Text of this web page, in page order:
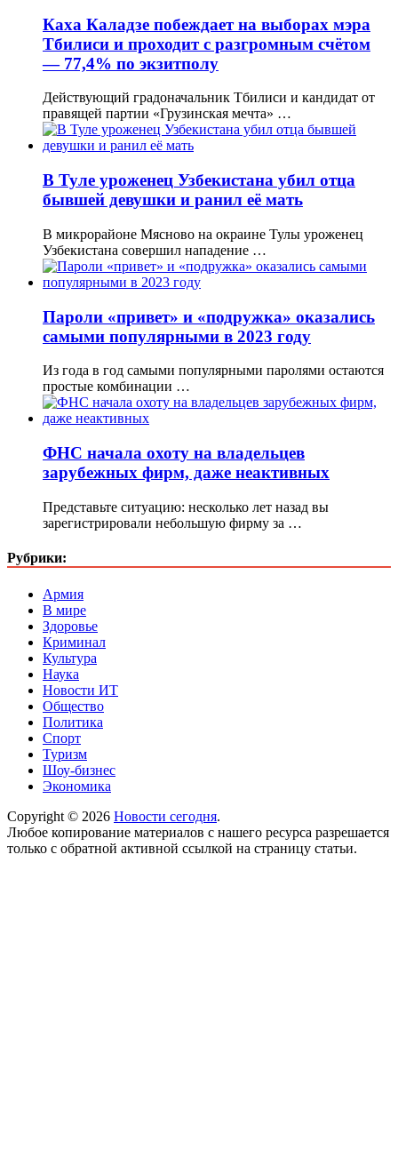
Каха Каладзе побеждает на выборах мэра
Тбилиси и проходит с разгромным счётом
— 77,4% по экзитполу
Действующий градоначальник Тбилиси и кандидат от
правящей партии «Грузинская мечта» …
В Туле уроженец Узбекистана убил отца
бывшей девушки и ранил её мать
В микрорайоне Мясново на окраине Тулы уроженец
Узбекистана совершил нападение …
Пароли «привет» и «подружка» оказались
самыми популярными в 2023 году
Из года в год самыми популярными паролями остаются
простые комбинации …
ФНС начала охоту на владельцев
зарубежных фирм, даже неактивных
Представьте ситуацию: несколько лет назад вы
зарегистрировали небольшую фирму за …
Рубрики:
Армия
В мире
Здоровье
Криминал
Культура
Наука
Новости ИТ
Общество
Политика
Спорт
Туризм
Шоу-бизнес
Экономика
Copyright © 2026 Новости сегодня.
Любое копирование материалов с нашего ресурса разрешается
только с обратной активной ссылкой на страницу статьи.